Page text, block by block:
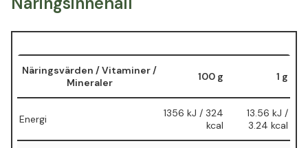
Näringsvärden / Vitaminer /
Mineraler
100 g 1 g
Energi
1356 kJ / 324
kcal
13.56 kJ /
3.24 kcal